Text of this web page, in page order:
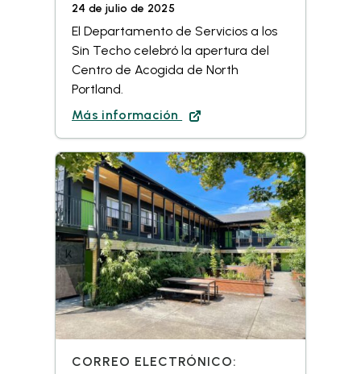
24 de julio de 2025
El Departamento de Servicios a los
Sin Techo celebró la apertura del
Centro de Acogida de North
Portland.
Más información
CORREO ELECTRÓNICO: